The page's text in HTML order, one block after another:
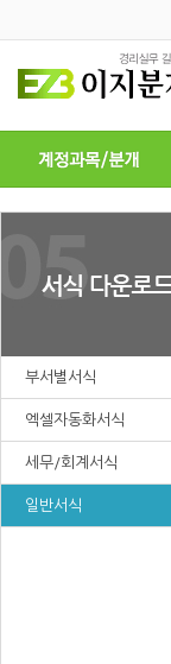
부서별서식
엑셀자동화서식
세무/회계서식
일반서식